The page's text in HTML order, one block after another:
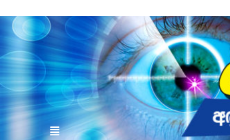
to
contentvinivida.lk